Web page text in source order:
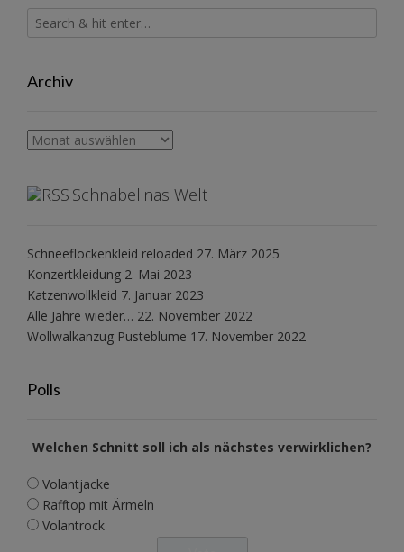
Archiv
Archiv
Schnabelinas Welt
Schneeflockenkleid reloaded 27. März 2025
Konzertkleidung 2. Mai 2023
Katzenwollkleid 7. Januar 2023
Alle Jahre wieder… 22. November 2022
Wollwalkanzug Pusteblume 17. November 2022
Polls
Welchen Schnitt soll ich als nächstes verwirklichen?
Volantjacke
Rafftop mit Ärmeln
Volantrock